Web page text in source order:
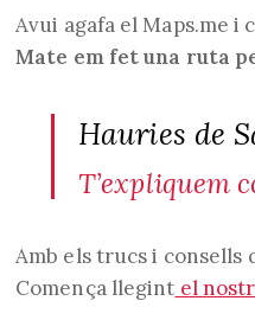
Avui agafa el Maps.me i
Mate em fet una ruta
Hauries de
T’expliquem
Amb els trucs i consells
Comença llegint el